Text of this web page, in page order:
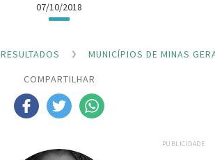
07/10/2018
RESULTADOS
MUNICÍPIOS DE MINAS
COMPARTILHAR
PUBLICIDADE